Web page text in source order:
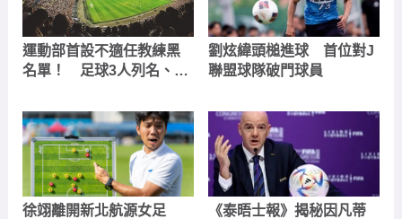
運動部首設不適任教練黑
名單！ 足球3人列名、查
劉炫緯頭槌進球 首位對J
聯盟球隊破門球員
徐翊離開新北航源女足
《泰晤士報》揭秘因凡蒂